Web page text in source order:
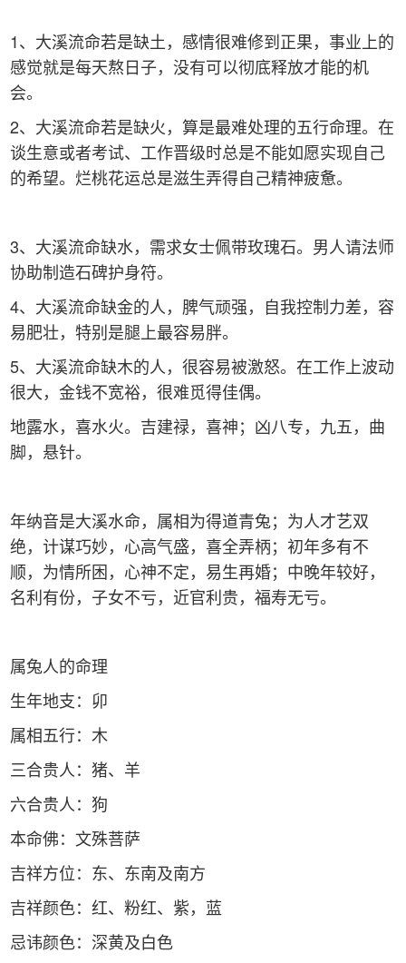
1、大溪流命若是缺土，感情很难修到正果，事业上的
感觉就是每天熬日子，没有可以彻底释放才能的机
会。
2、大溪流命若是缺火，算是最难处理的五行命理。在
谈生意或者考试、工作晋级时总是不能如愿实现自己
的希望。烂桃花运总是滋生弄得自己精神疲惫。
3、大溪流命缺水，需求女士佩带玫瑰石。男人请法师
协助制造石碑护身符。
4、大溪流命缺金的人，脾气顽强，自我控制力差，容
易肥壮，特别是腿上最容易胖。
5、大溪流命缺木的人，很容易被激怒。在工作上波动
很大，金钱不宽裕，很难觅得佳偶。
地露水，喜水火。吉建禄，喜神；凶八专，九五，曲
脚，悬针。
年纳音是大溪水命，属相为得道青兔；为人才艺双
绝，计谋巧妙，心高气盛，喜全弄柄；初年多有不
顺，为情所困，心神不定，易生再婚；中晚年较好，
名利有份，子女不亏，近官利贵，福寿无亏。
属兔人的命理
生年地支：卯
属相五行：木
三合贵人：猪、羊
六合贵人：狗
本命佛：文殊菩萨
吉祥方位：东、东南及南方
吉祥颜色：红、粉红、紫，蓝
忌讳颜色：深黄及白色